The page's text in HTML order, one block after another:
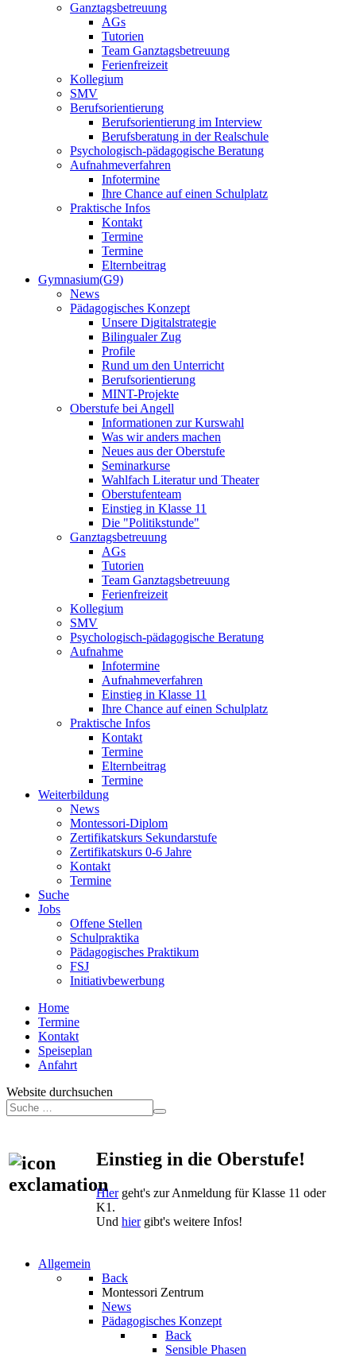
Ganztagsbetreuung
AGs
Tutorien
Team Ganztagsbetreuung
Ferienfreizeit
Kollegium
SMV
Berufsorientierung
Berufsorientierung im Interview
Berufsberatung in der Realschule
Psychologisch-pädagogische Beratung
Aufnahmeverfahren
Infotermine
Ihre Chance auf einen Schulplatz
Praktische Infos
Kontakt
Termine
Termine
Elternbeitrag
Gymnasium(G9)
News
Pädagogisches Konzept
Unsere Digitalstrategie
Bilingualer Zug
Profile
Rund um den Unterricht
Berufsorientierung
MINT-Projekte
Oberstufe bei Angell
Informationen zur Kurswahl
Was wir anders machen
Neues aus der Oberstufe
Seminarkurse
Wahlfach Literatur und Theater
Oberstufenteam
Einstieg in Klasse 11
Die "Politikstunde"
Ganztagsbetreuung
AGs
Tutorien
Team Ganztagsbetreuung
Ferienfreizeit
Kollegium
SMV
Psychologisch-pädagogische Beratung
Aufnahme
Infotermine
Aufnahmeverfahren
Einstieg in Klasse 11
Ihre Chance auf einen Schulplatz
Praktische Infos
Kontakt
Termine
Elternbeitrag
Termine
Weiterbildung
News
Montessori-Diplom
Zertifikatskurs Sekundarstufe
Zertifikatskurs 0-6 Jahre
Kontakt
Termine
Suche
Jobs
Offene Stellen
Schulpraktika
Pädagogisches Praktikum
FSJ
Initiativbewerbung
Home
Termine
Kontakt
Speiseplan
Anfahrt
Website durchsuchen
Einstieg in die Oberstufe!
Hiergeht's zur Anmeldung für Klasse 11 oder
K1.
Und hiergibt's weitere Infos!
Allgemein
Back
Montessori Zentrum
News
Pädagogisches Konzept
Back
Sensible Phasen